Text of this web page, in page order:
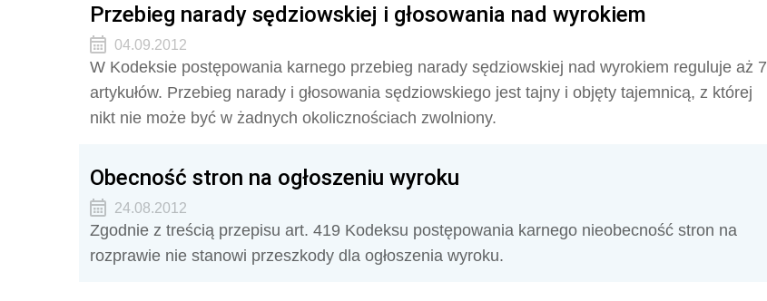
Przebieg narady sędziowskiej i głosowania nad wyrokiem
04.09.2012
W Kodeksie postępowania karnego przebieg narady sędziowskiej nad wyrokiem reguluje aż 7
artykułów. Przebieg narady i głosowania sędziowskiego jest tajny i objęty tajemnicą, z której
nikt nie może być w żadnych okolicznościach zwolniony.
Obecność stron na ogłoszeniu wyroku
24.08.2012
Zgodnie z treścią przepisu art. 419 Kodeksu postępowania karnego nieobecność stron na
rozprawie nie stanowi przeszkody dla ogłoszenia wyroku.